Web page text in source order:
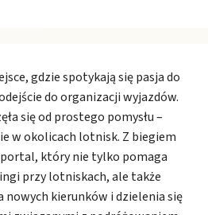
gdzie spotykają się pasja do
do organizacji wyjazdów.
się od prostego pomysłu –
w okolicach lotnisk. Z biegiem
który nie tylko pomaga
przy lotniskach, ale także
nowych kierunków i dzielenia się